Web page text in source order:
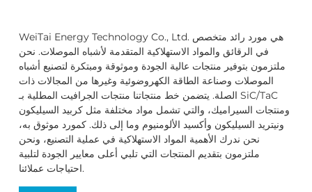
WeiTai Energy Technology Co., Ltd. هي مورد رائد متخصص
في الرقائق والمواد الاستهلاكية المتقدمة لأشباه الموصلات. نحن
ملتزمون بتوفير منتجات عالية الجودة وموثوقة ومبتكرة لتصنيع أشباه
الموصلات وصناعة الطاقة الكهروضوئية وغيرها من المجالات ذات
الصلة. يتضمن خط منتجاتنا منتجات الجرافيت المطلية بـ SiC/TaC
ومنتجات السيراميك، والتي تشمل مواد مختلفة مثل كربيد السيليكون
ونيتريد السيليكون وأكسيد الألومنيوم وما إلى ذلك. كمورد موثوق به،
نحن ندرك الأهمية المواد الاستهلاكية في عملية التصنيع، ونحن
ملتزمون بتقديم المنتجات التي تلبي أعلى معايير الجودة لتلبية
احتياجات عملائنا.